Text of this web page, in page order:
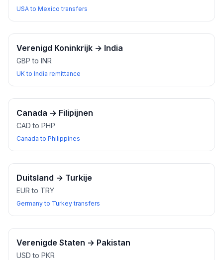
USA to Mexico transfers
Verenigd Koninkrijk → India
GBP to INR
UK to India remittance
Canada → Filipijnen
CAD to PHP
Canada to Philippines
Duitsland → Turkije
EUR to TRY
Germany to Turkey transfers
Verenigde Staten → Pakistan
USD to PKR